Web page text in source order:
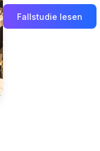
Fallstudie lesen